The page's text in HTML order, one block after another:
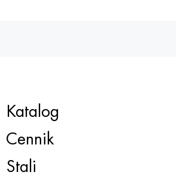
Katalog
Cennik
Stali